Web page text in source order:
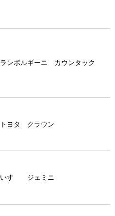
ランボルギーニ カウンタック
トヨタ クラウン
いすゞ ジェミニ